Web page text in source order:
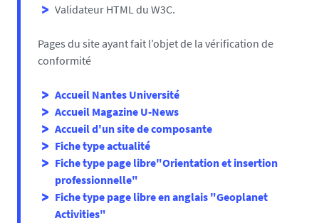
Validateur HTML du W3C.
Pages du site ayant fait l’objet de la vérification de
conformité
Accueil Nantes Université
Accueil Magazine U-News
Accueil d'un site de composante
Fiche type actualité
Fiche type page libre"Orientation et insertion
professionnelle"
Fiche type page libre en anglais "Geoplanet
Activities"